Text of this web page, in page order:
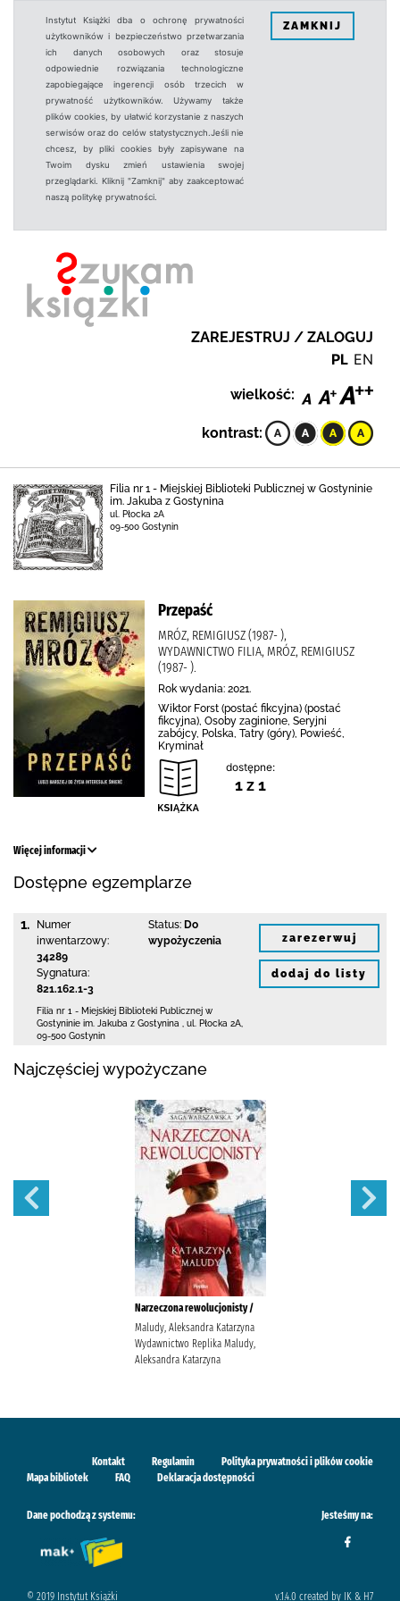
Instytut Książki dba o ochronę prywatności
użytkowników i bezpieczeństwo przetwarzania
ich danych osobowych oraz stosuje
odpowiednie rozwiązania technologiczne
zapobiegające ingerencji osób trzecich w
prywatność użytkowników. Używamy także
plików cookies, by ułatwić korzystanie z naszych
serwisów oraz do celów statystycznych.Jeśli nie
chcesz, by pliki cookies były zapisywane na
Twoim dysku zmień ustawienia swojej
przeglądarki. Kliknij "Zamknij" aby zaakceptować
naszą politykę prywatności.
ZAMKNIJ
ZAREJESTRUJ / ZALOGUJ
PL EN
wielkość:
kontrast:
Filia nr 1 - Miejskiej Biblioteki Publicznej w Gostyninie
im. Jakuba z Gostynina
ul. Płocka 2A
09-500 Gostynin
Przepaść
MRÓZ, REMIGIUSZ (1987- ),
WYDAWNICTWO FILIA, MRÓZ, REMIGIUSZ
(1987- ).
Rok wydania: 2021.
Wiktor Forst (postać fikcyjna) (postać
fikcyjna), Osoby zaginione, Seryjni
zabójcy, Polska, Tatry (góry), Powieść,
Kryminał
dostępne:
1 z 1
Więcej informacji
Dostępne egzemplarze
1.
Numer
inwentarzowy:
34289
Sygnatura:
821.162.1-3
Status: Do
wypożyczenia
Filia nr 1 - Miejskiej Biblioteki Publicznej w
Gostyninie im. Jakuba z Gostynina
ul. Płocka 2A
09-500 Gostynin
zarezerwuj
dodaj do listy
Najczęściej wypożyczane
Narzeczona rewolucjonisty /
Maludy, Aleksandra Katarzyna
Wydawnictwo Replika Maludy,
Aleksandra Katarzyna
Kontakt Regulamin
Polityka prywatności i plików cookie
Mapa bibliotek
FAQ Deklaracja dostępności
Dane pochodzą z systemu: Jesteśmy na:
© 2019 Instytut Książki v.1.4.0 created by IK & H7